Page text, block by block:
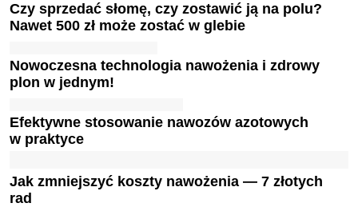
Czy sprzedać słomę, czy zostawić ją na polu?
Nawet 500 zł może zostać w glebie
Nowoczesna technologia nawożenia i zdrowy
plon w jednym!
Efektywne stosowanie nawozów azotowych
w praktyce
Jak zmniejszyć koszty nawożenia — 7 złotych
rad